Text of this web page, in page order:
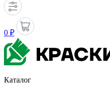
0 ₽
Каталог